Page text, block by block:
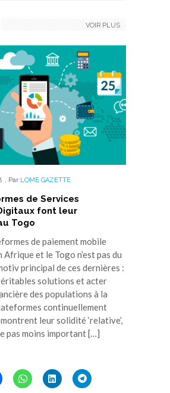
, Par LOME GAZETTE
de Services
font leur
Togo
de paiement mobile
et le Togo n’est pas du
principal de ces dernières :
solutions et acter
des populations à la
continuellement
leur solidité ‘relative’,
pas moins important […]
Cliquez Cliquez
pour
Cliquez
pour
Cliquez
pour
VOIR PLUS